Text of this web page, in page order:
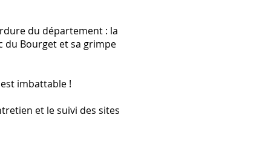
du département : la
du Bourget et sa grimpe
imbattable !
et le suivi des sites